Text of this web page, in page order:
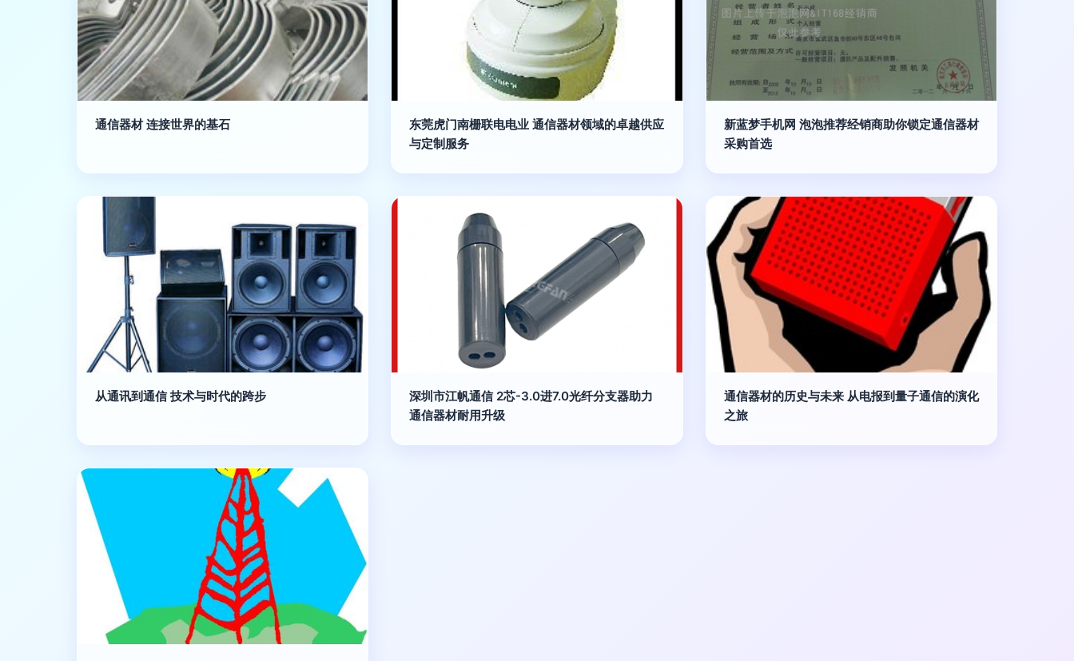
通信器材 连接世界的基石
东莞虎门南栅联电电业 通信器材领域的卓越供应
与定制服务
新蓝梦手机网 泡泡推荐经销商助你锁定通信器材
采购首选
从通讯到通信 技术与时代的跨步
深圳市江帆通信 2芯-3.0进7.0光纤分支器助力
通信器材耐用升级
通信器材的历史与未来 从电报到量子通信的演化
之旅